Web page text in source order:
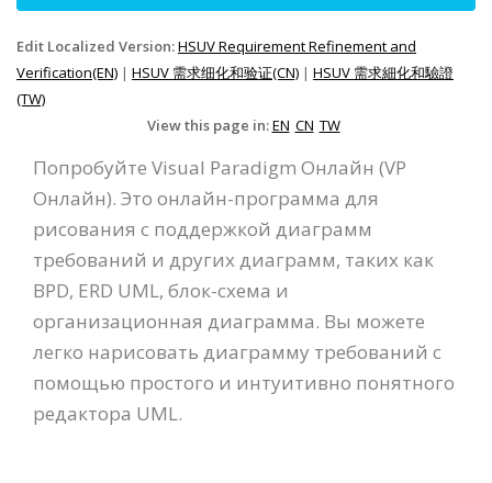
Edit Localized Version:HSUV Requirement Refinement and
Verification(EN) | HSUV 需求细化和验证(CN) | HSUV 需求細化和驗證
(TW)
View this page in:EN CN TW
Попробуйте Visual Paradigm Онлайн (VP
Онлайн). Это онлайн-программа для
рисования с поддержкой диаграмм
требований и других диаграмм, таких как
BPD, ERD UML, блок-схема и
организационная диаграмма. Вы можете
легко нарисовать диаграмму требований с
помощью простого и интуитивно понятного
редактора UML.